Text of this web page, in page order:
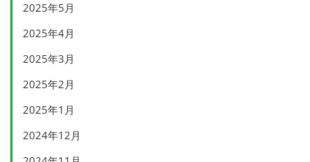
2025年5月
2025年4月
2025年3月
2025年2月
2025年1月
2024年12月